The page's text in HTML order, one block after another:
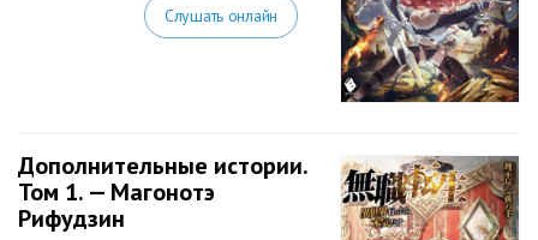
Слушать онлайн
Дополнительные истории.
Том 1. — Магонотэ
Рифудзин